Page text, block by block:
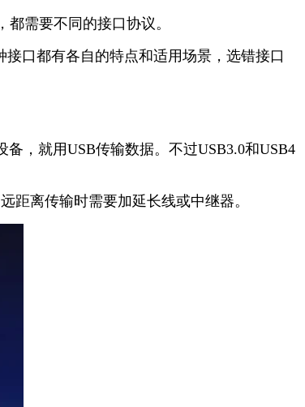
需要不同的接口协议。
口都有各自的特点和适用场景，选错接口
，就用USB传输数据。不过USB3.0和USB4
离传输时需要加延长线或中继器。